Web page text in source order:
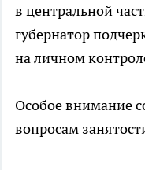
в центральной
губернатор
на личном
Особое внимание
вопросам